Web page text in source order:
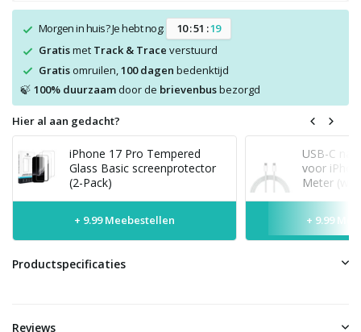
Morgen in huis? Je hebt nog: 10:51 :19
Gratismet Track & Trace verstuurd
Gratisomruilen, 100 dagen bedenktijd
🍃 100% duurzaamdoor de brievenbusbezorgd
Hier al aan gedacht?
iPhone 17 Pro Tempered
Glass Basic screenprotector
(2-Pack)
+ 9.99 Meebestellen
USB-C
voor
Meter (wit)
+ 9.99
Productspecificaties
Reviews